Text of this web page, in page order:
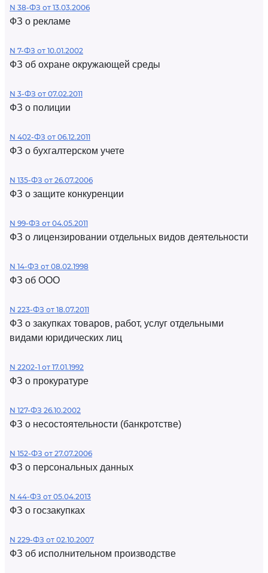
N 38-ФЗ от 13.03.2006
ФЗ о рекламе
N 7-ФЗ от 10.01.2002
ФЗ об охране окружающей среды
N 3-ФЗ от 07.02.2011
ФЗ о полиции
N 402-ФЗ от 06.12.2011
ФЗ о бухгалтерском учете
N 135-ФЗ от 26.07.2006
ФЗ о защите конкуренции
N 99-ФЗ от 04.05.2011
ФЗ о лицензировании отдельных видов деятельности
N 14-ФЗ от 08.02.1998
ФЗ об ООО
N 223-ФЗ от 18.07.2011
ФЗ о закупках товаров, работ, услуг отдельными
видами юридических лиц
N 2202-1 от 17.01.1992
ФЗ о прокуратуре
N 127-ФЗ 26.10.2002
ФЗ о несостоятельности (банкротстве)
N 152-ФЗ от 27.07.2006
ФЗ о персональных данных
N 44-ФЗ от 05.04.2013
ФЗ о госзакупках
N 229-ФЗ от 02.10.2007
ФЗ об исполнительном производстве